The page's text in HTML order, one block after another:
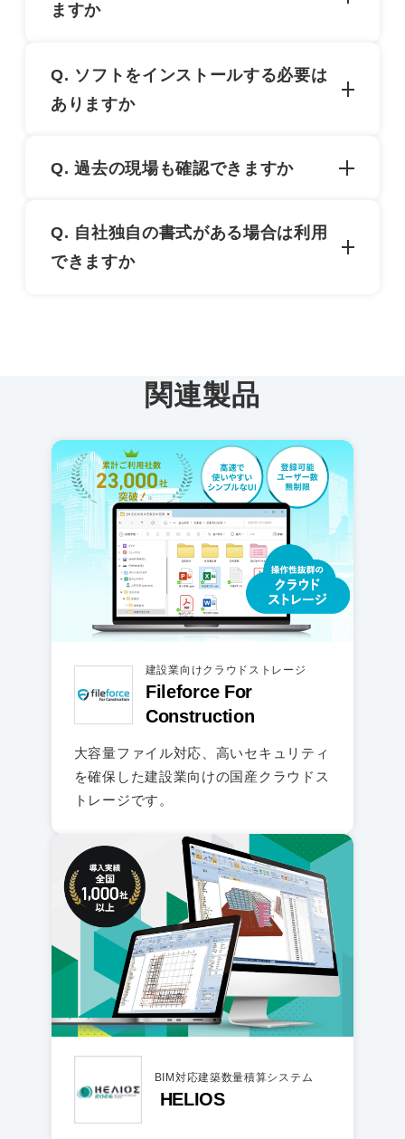
テム・現場所長など、各部署横断してご利用可
ますか
Excel・PDFでのダウンロードに対応していま
す。現場が終了したタイミングで一括PDFダウ
Q. ソフトをインストールする必要は
ありますか
インストール不要です。インターネットが繋が
管理できるサービスとしてご愛顧頂いておりま
す。
Q. 過去の現場も確認できますか
過去の協力会社の編成や書類内容、また各書類
に関するコメントなど全データが確認できま
Q. 自社独自の書式がある場合は利用
できますか
していただきます。関連製品
建設業向けクラウドストレージ
Fileforce For
Construction
大容量ファイル対応、高いセキュリティ
を確保した建設業向けの国産クラウドス
トレージです。
BIM対応建築数量積算システム
HELIOS